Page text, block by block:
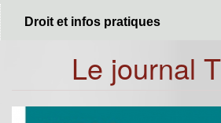
Droit et infos pratiques
Le journal